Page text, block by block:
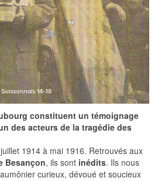
constituent un témoignage
des acteurs de la tragédie des
1914 à mai 1916. Retrouvés aux
Besançon, ils sont inédits. Ils nous
curieux, dévoué et soucieux